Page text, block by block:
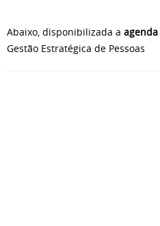
Abaixo, disponibilizada a agenda
Gestão Estratégica de Pessoas